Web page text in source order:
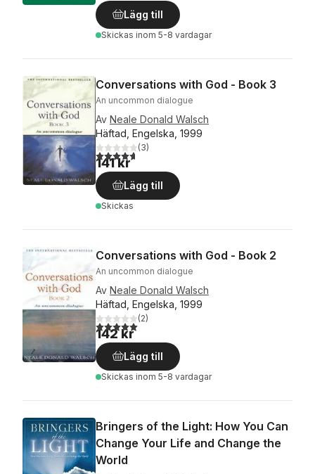
Lägg till
Skickas inom 5-8 vardagar
Conversations with God - Book 3
An uncommon dialogue
Av Neale Donald Walsch
Häftad, Engelska, 1999
4,7utav 5 stjärnor. Totalt antal röster:
(3)
141 kr
Lägg till
Skickas
Conversations with God - Book 2
An uncommon dialogue
Av Neale Donald Walsch
Häftad, Engelska, 1999
5,0utav 5 stjärnor. Totalt antal röster:
(2)
142 kr
Lägg till
Skickas inom 5-8 vardagar
Bringers of the Light: How You Can
Change Your Life and Change the
World